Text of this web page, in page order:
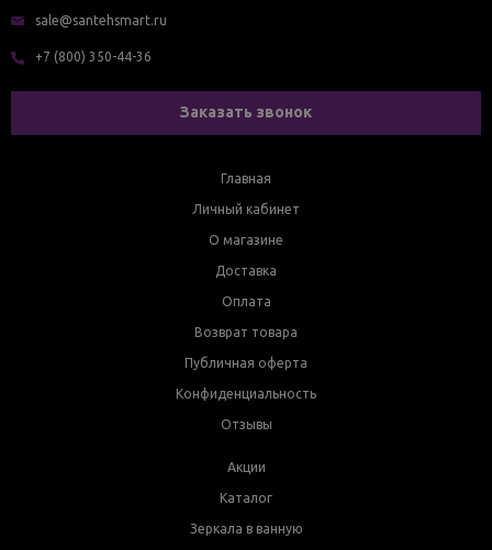
sale@santehsmart.ru
+7 (800) 350-44-36
Заказать звонок
Главная
Личный кабинет
О магазине
Доставка
Оплата
Возврат товара
Публичная оферта
Конфиденциальность
Отзывы
Акции
Каталог
Зеркала в ванную